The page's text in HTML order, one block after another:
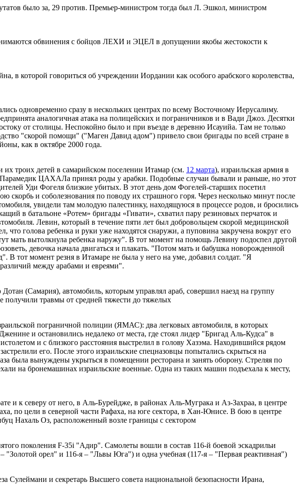
было за, 29 против. Премьер-министром тогда был Л. Эшкол, министром
обвинения с бойцов ЛЕХИ и ЭЦЕЛ в допущении якобы жестокости к
которой говориться об учреждении Иордании как особого арабского королевства,
одновременно сразу в нескольких центрах по всему Восточному Иерусалиму.
аналогичная атака на полицейских и пограничников и в Вади Джоз. Десятки
от столицы. Неспокойно было и при въезде в деревню Исауийа. Там не только
"скорой помощи" ("Маген Давид адом") привело свои бригады по всей стране в
как в октябре 2000 года.
троих детей в самарийском поселении Итамар (см. 12 марта), израильская армия в
ЦАХАЛа принял роды у арабки. Подобные случаи бывали и раньше, но этот
Уди Фогеля близкие убитых. В этот день дом Фогелей-старших посетил
и соболезнования по поводу их страшного горя. Через несколько минут после
увидели там молодую палестинку, находящуюся в процессе родов, и бросились
в батальоне «Ротем» бригады «Гивати», схватил пару резиновых перчаток и
Левин, который в течение пяти лет был добровольцем скорой медицинской
голова ребенка и руки уже находятся снаружи, а пуповина закручена вокруг его
вытолкнула ребенка наружу". В тот момент на помощь Левину подоспел другой
девочка начала двигаться и плакать. "Потом мать и бабушка новорожденной
В тот момент резня в Итамаре не была у него на уме, добавил солдат. "Я
между арабами и евреями".
(Самария), автомобиль, которым управлял араб, совершил наезд на группу
травмы от средней тяжести до тяжелых
пограничной полиции (ЯМАС): два легковых автомобиля, в которых
и остановились недалеко от места, где стоял лидер "Бригад Аль-Кудса" в
и с близкого расстояния выстрелил в голову Хазэма. Находившийся рядом
его. После этого израильские спецназовцы попытались скрыться на
была вынуждены укрыться в помещении ресторана и занять оборону. Стреляя по
на бронемашинах израильские военные. Одна из таких машин подъехала к месту,
к северу от него, в Аль-Бурейдже, в районах Аль-Муграка и Аз-Захраа, в центре
по цели в северной части Рафаха, на юге сектора, в Хан-Юнисе. В бою в центре
Нахаль Оз, расположенный возле границы с сектором
поколения F-35i "Адир". Самолеты вошли в состав 116-й боевой эскадрильи
орел" и 116-я – "Львы Юга") и одна учебная (117-я – "Первая реактивная")
и секретарь Высшего совета национальной безопасности Ирана,